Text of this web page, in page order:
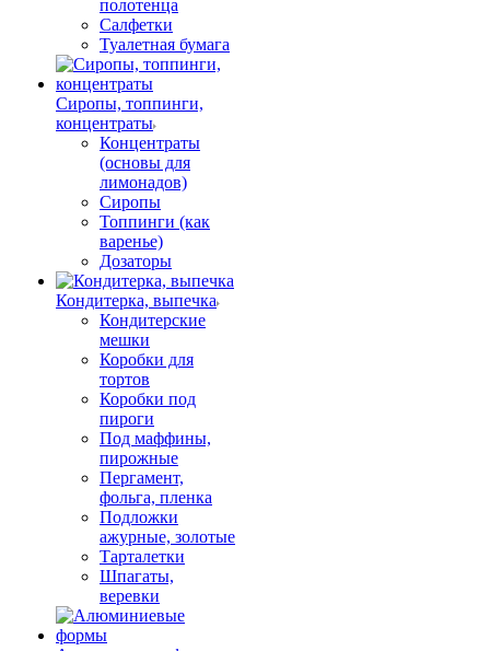
полотенца
Салфетки
Туалетная бумага
Сиропы, топпинги,
концентраты
Концентраты
(основы для
лимонадов)
Сиропы
Топпинги (как
варенье)
Дозаторы
Кондитерка, выпечка
Кондитерские
мешки
Коробки для
тортов
Коробки под
пироги
Под маффины,
пирожные
Пергамент,
фольга, пленка
Подложки
ажурные, золотые
Тарталетки
Шпагаты,
веревки